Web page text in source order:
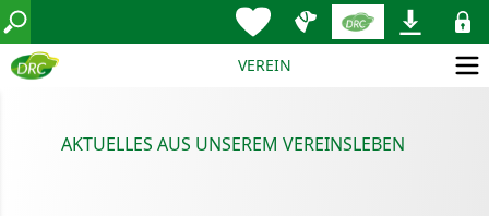
VEREIN
AKTUELLES AUS UNSEREM VEREINSLEBEN